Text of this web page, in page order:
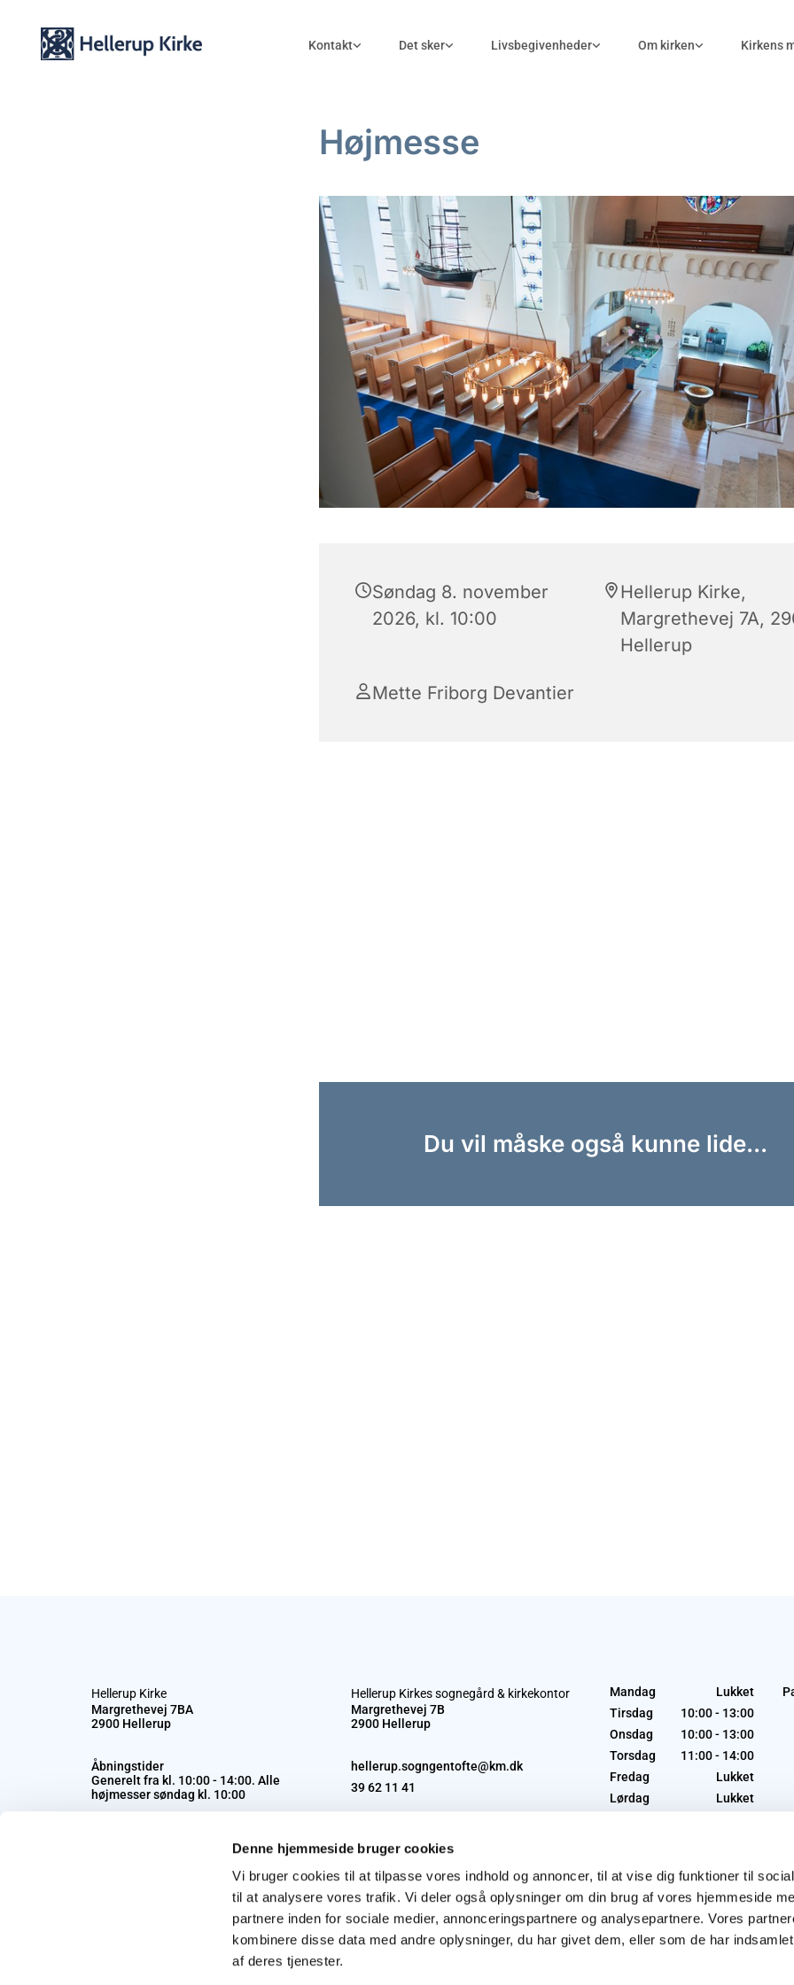
Denne hjemmeside bruger cookies
Vi bruger cookies til at tilpasse vores indhold og annoncer, til at vise dig funktioner til
til at analysere vores trafik. Vi deler også oplysninger om din brug af vores hjemmeside
partnere inden for sociale medier, annonceringspartnere og analysepartnere. Vores
kombinere disse data med andre oplysninger, du har givet dem, eller som de har
af deres tjenester.
Kontakt Det sker Livsbegivenheder Om kirken Kirkens
Højmesse
Søndag 8. november
2026, kl. 10:00
Hellerup Kirke,
Margrethevej 7A,
Hellerup
Mette Friborg Devantier
Du vil måske også kunne lide...
Hellerup Kirke
Margrethevej 7BA
2900 Hellerup
Åbningstider
Generelt fra kl. 10:00 - 14:00. Alle
højmesser søndag kl. 10:00
Hellerup Kirkes sognegård & kirkekontor
Margrethevej 7B
2900 Hellerup
hellerup.sogngentofte@km.dk
39 62 11 41
Mandag
Lukket
Tirsdag
10:00 - 13:00
Onsdag
10:00 - 13:00
Torsdag
11:00 - 14:00
Fredag
Lukket
Lørdag
Lukket
Privatlivspolitik Log på ChurchDesk